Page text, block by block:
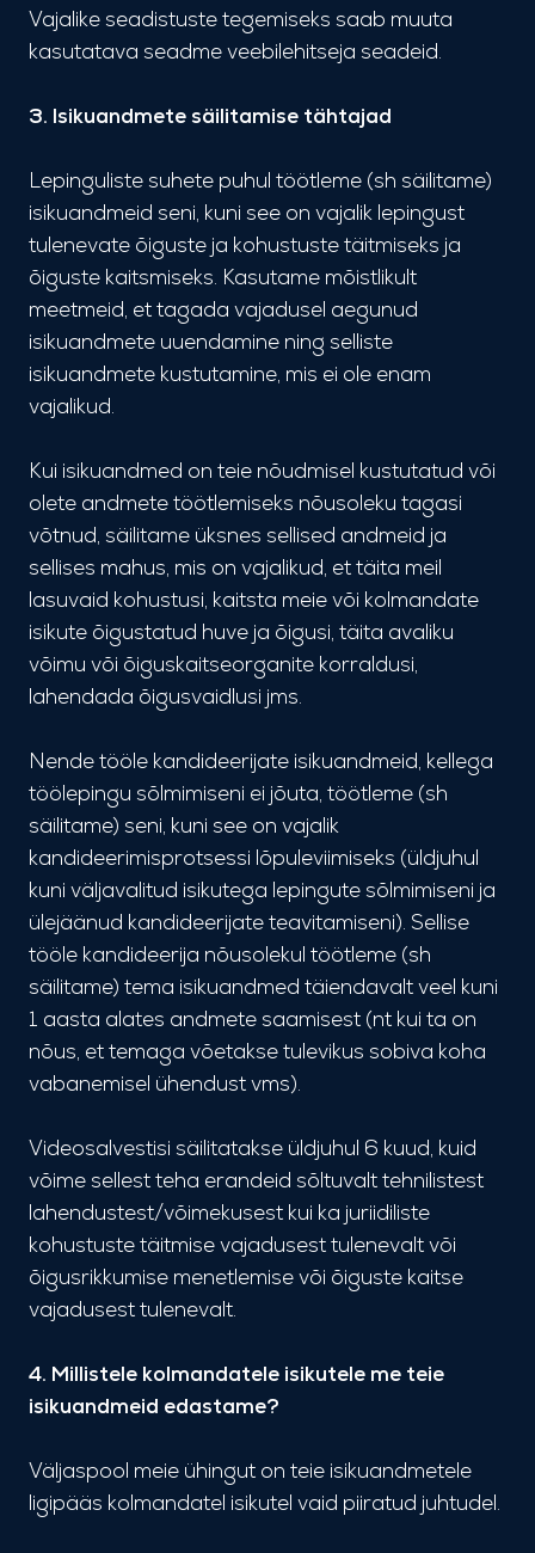
Vajalike seadistuste tegemiseks saab muuta
kasutatava seadme veebilehitseja seadeid.
3. Isikuandmete säilitamise tähtajad
Lepinguliste suhete puhul töötleme (sh säilitame)
isikuandmeid seni, kuni see on vajalik lepingust
tulenevate õiguste ja kohustuste täitmiseks ja
õiguste kaitsmiseks. Kasutame mõistlikult
meetmeid, et tagada vajadusel aegunud
isikuandmete uuendamine ning selliste
isikuandmete kustutamine, mis ei ole enam
vajalikud.
Kui isikuandmed on teie nõudmisel kustutatud või
olete andmete töötlemiseks nõusoleku tagasi
võtnud, säilitame üksnes sellised andmeid ja
sellises mahus, mis on vajalikud, et täita meil
lasuvaid kohustusi, kaitsta meie või kolmandate
isikute õigustatud huve ja õigusi, täita avaliku
võimu või õiguskaitseorganite korraldusi,
lahendada õigusvaidlusi jms.
Nende tööle kandideerijate isikuandmeid, kellega
töölepingu sõlmimiseni ei jõuta, töötleme (sh
säilitame) seni, kuni see on vajalik
kandideerimisprotsessi lõpuleviimiseks (üldjuhul
kuni väljavalitud isikutega lepingute sõlmimiseni ja
ülejäänud kandideerijate teavitamiseni). Sellise
tööle kandideerija nõusolekul töötleme (sh
säilitame) tema isikuandmed täiendavalt veel kuni
1 aasta alates andmete saamisest (nt kui ta on
nõus, et temaga võetakse tulevikus sobiva koha
vabanemisel ühendust vms).
Videosalvestisi säilitatakse üldjuhul 6 kuud, kuid
võime sellest teha erandeid sõltuvalt tehnilistest
lahendustest/võimekusest kui ka juriidiliste
kohustuste täitmise vajadusest tulenevalt või
õigusrikkumise menetlemise või õiguste kaitse
vajadusest tulenevalt.
4. Millistele kolmandatele isikutele me teie
isikuandmeid edastame?
Väljaspool meie ühingut on teie isikuandmetele
ligipääs kolmandatel isikutel vaid piiratud juhtudel.